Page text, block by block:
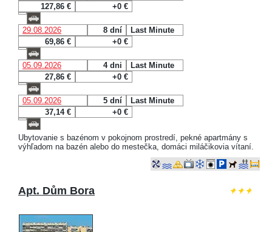
127,86 €
+0 €
29.08.2026 8 dní
Last Minute
69,86 €
+0 €
05.09.2026 4 dni
Last Minute
27,86 €
+0 €
05.09.2026 5 dní
Last Minute
37,14 €
+0 €
Ubytovanie s bazénom v pokojnom prostredí, pekné apartmány s
výhľadom na bazén alebo do mestečka, domáci miláčikovia vítaní.
Apt. Dům Bora